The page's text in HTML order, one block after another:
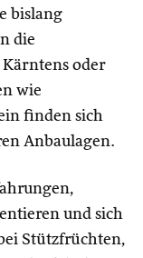
bislang
die
oder
wie
finden sich
Anbaulagen.
und sich
Stützfrüchten,